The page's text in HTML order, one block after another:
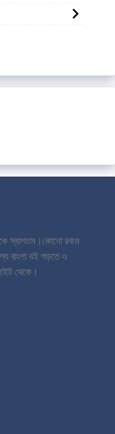
স্বাগতম।কোনো রকম
বাংলা বই পড়তে ও
থেকে।